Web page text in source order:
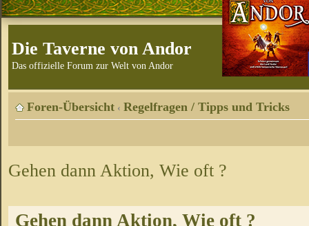
Die Taverne von Andor
Das offizielle Forum zur Welt von Andor
Foren-Übersicht ‹ Regelfragen / Tipps und Tricks
Gehen dann Aktion, Wie oft ?
Gehen dann Aktion, Wie oft ?